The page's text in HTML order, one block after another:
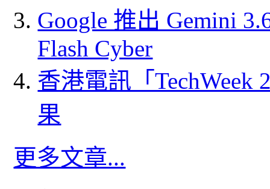
Google 推出 Gemini
Flash Cyber
香港電訊「
果
更多文章...